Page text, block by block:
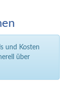
und Kosten
über